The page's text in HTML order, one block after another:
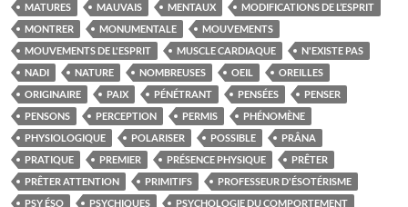
MATURES MAUVAIS MENTAUX
MODIFICATIONS DE L’ESPRIT
MONTRER
MONUMENTALE
MOUVEMENTS
MOUVEMENTS DE L'ESPRIT
MUSCLE CARDIAQUE
N'EXISTE PAS
NADI
NATURE NOMBREUSES OEIL
OREILLES
ORIGINAIRE
PAIX PÉNÉTRANT PENSÉES
PENSER
PENSONS
PERCEPTION PERMIS
PHÉNOMÈNE
PHYSIOLOGIQUE
POLARISER POSSIBLE
PRÂNA
PRATIQUE
PREMIER PRÉSENCE PHYSIQUE
PRÊTER
PRÊTER ATTENTION
PRIMITIFS
PROFESSEUR D'ÉSOTÉRISME
PSY ÉSO
PSYCHIQUES
PSYCHOLOGIE DU COMPORTEMENT